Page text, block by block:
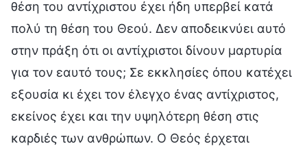
θέση του αντίχριστου έχει ήδη υπερβεί κατά
πολύ τη θέση του Θεού. Δεν αποδεικνύει αυτό
στην πράξη ότι οι αντίχριστοι δίνουν μαρτυρία
για τον εαυτό τους; Σε εκκλησίες όπου κατέχει
εξουσία κι έχει τον έλεγχο ένας αντίχριστος,
εκείνος έχει και την υψηλότερη θέση στις
καρδιές των ανθρώπων. Ο Θεός έρχεται